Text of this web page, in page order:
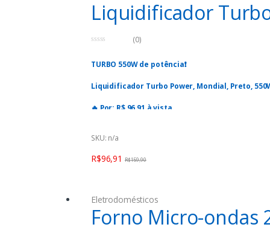
Liquidificador
u
f
(0)
TURBO 550W de potência❗️
Liquidificador Turbo Power, Mondial, Preto,
🔥 Por: R$ 96,91 à vista
SKU: n/a
R$96,91 R$159,90
Eletrodomésticos
Forno Micro-ondas